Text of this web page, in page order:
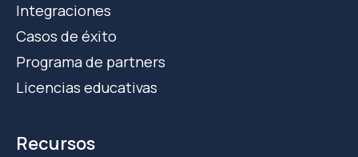
Integraciones
Casos de éxito
Programa de partners
Licencias educativas
Recursos